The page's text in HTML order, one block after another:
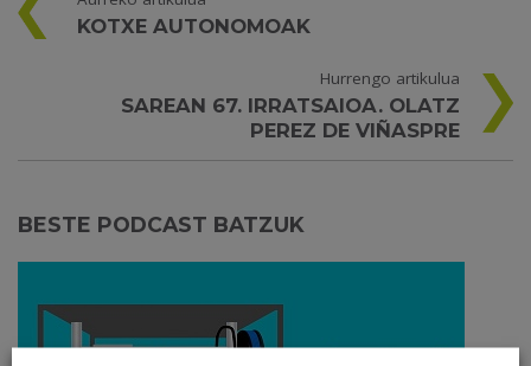
KOTXE AUTONOMOAK
Hurrengo artikulua
SAREAN 67. IRRATSAIOA. OLATZ
PEREZ DE VIÑASPRE
BESTE PODCAST BATZUK